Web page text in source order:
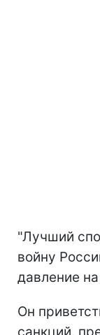
"Лучший
войну
давление
Он
санкций,